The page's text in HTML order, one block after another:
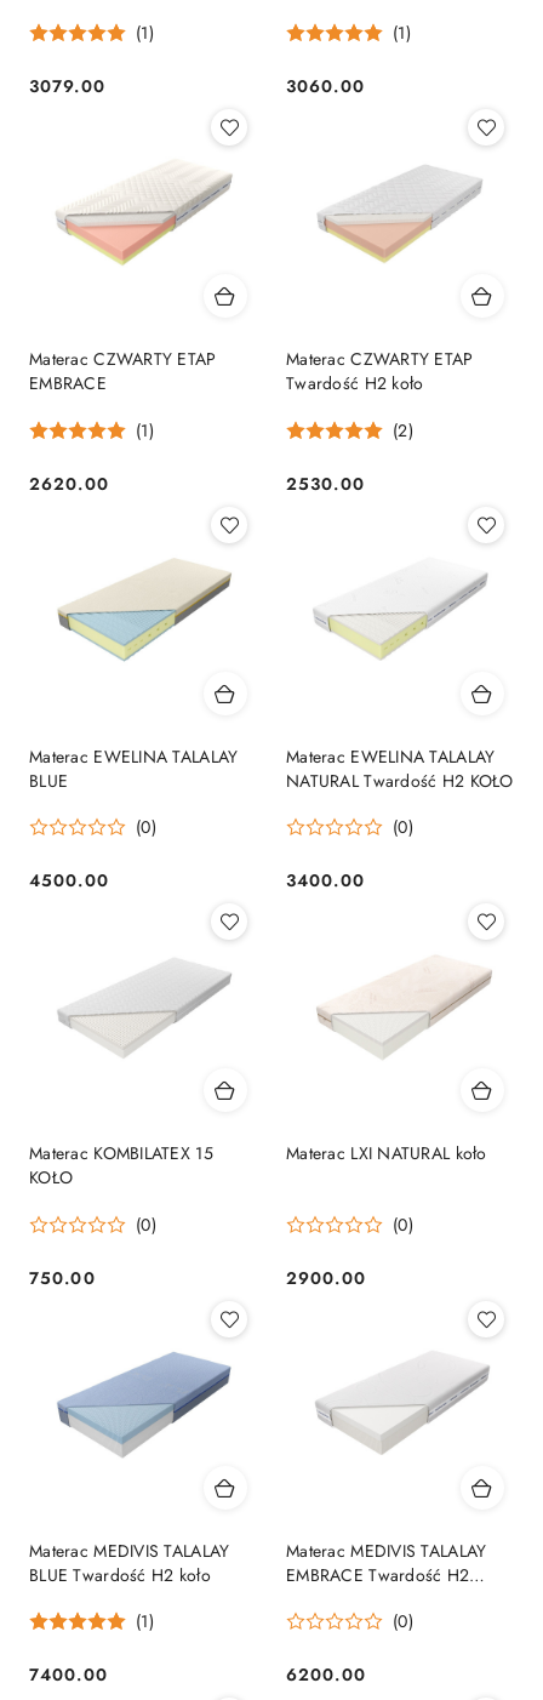
(1)
Cena:
3079.00
(1)
Cena:
3060.00
Materac CZWARTY ETAP
EMBRACE
(1)
Cena:
2620.00
Materac CZWARTY ETAP
Twardość H2 koło
(2)
Cena:
2530.00
Materac EWELINA TALALAY
BLUE
(0)
Cena:
4500.00
Materac EWELINA TALALAY
NATURAL Twardość H2 KOŁO
(0)
Cena:
3400.00
Materac KOMBILATEX 15
KOŁO
(0)
Cena:
750.00
Materac LXI NATURAL koło
(0)
Cena:
2900.00
Materac MEDIVIS TALALAY
BLUE Twardość H2 koło
(1)
Cena:
7400.00
Materac MEDIVIS TALALAY
EMBRACE Twardość H2
(0)
Cena:
6200.00